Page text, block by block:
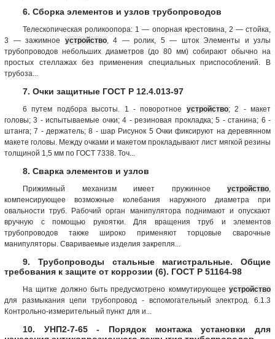
6. Сборка элементов и узлов трубопроводов
Телескопическая роликоопора: 1 — опорная крестовина, 2 — стойка,
3 — зажимное устройство, 4 — ролик, 5 — шток Элементы и узлы
трубопроводов небольших диаметров (до 80 мм) собирают обычно на
простых стеллажах без применения специальных приспособлений. В
трубоза...
7. Очки защитные ГОСТ Р 12.4.013-97
6 путем подбора высоты. 1 - поворотное устройство; 2 - макет
головы; 3 - испытываемые очки; 4 - резиновая прокладка; 5 - станина; 6 -
штанга; 7 - держатель; 8 - шар Рисунок 5 Очки фиксируют на деревянном
макете головы. Между очками и макетом прокладывают лист мягкой резины
толщиной 1,5 мм по ГОСТ 7338. Точ...
8. Сварка элементов и узлов
Прижимный механизм имеет пружинное устройство
компенсирующее возможные колебания наружного диаметра при
овальности труб. Рабочий орган манипулятора поднимают и опускают
вручную с помощью рукоятки. Для вращения труб и элементов
трубопроводов также широко применяют торцовые сварочные
манипуляторы. Свариваемые изделия закрепля...
9. Трубопроводы стальные магистральные. Общие
требования к защите от коррозии (6). ГОСТ Р 51164-98
На щитке должно быть предусмотрено коммутирующее устройство
для размыкания цепи трубопровод - вспомогательный электрод. 6.1.3
Контрольно-измерительный пункт для и...
10. УНП2-7-65 - Порядок монтажа установки для